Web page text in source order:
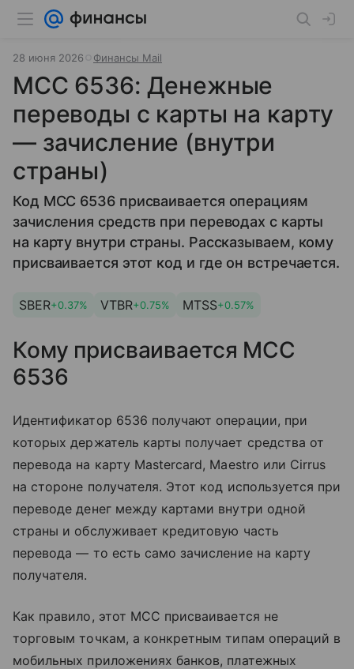
28 июня 2026 Финансы Mail
MCC 6536: Денежные
переводы с карты на карту
— зачисление (внутри
страны)
Код MCC 6536 присваивается операциям
зачисления средств при переводах с карты
на карту внутри страны. Рассказываем, кому
присваивается этот код и где он встречается.
SBER+0.37% VTBR+0.75% MTSS+0.57%
Кому присваивается MCC
6536
Идентификатор 6536 получают операции, при
которых держатель карты получает средства от
перевода на карту Mastercard, Maestro или Cirrus
на стороне получателя. Этот код используется при
переводе денег между картами внутри одной
страны и обслуживает кредитовую часть
перевода — то есть само зачисление на карту
получателя.
Как правило, этот MCC присваивается не
торговым точкам, а конкретным типам операций в
мобильных приложениях банков, платежных